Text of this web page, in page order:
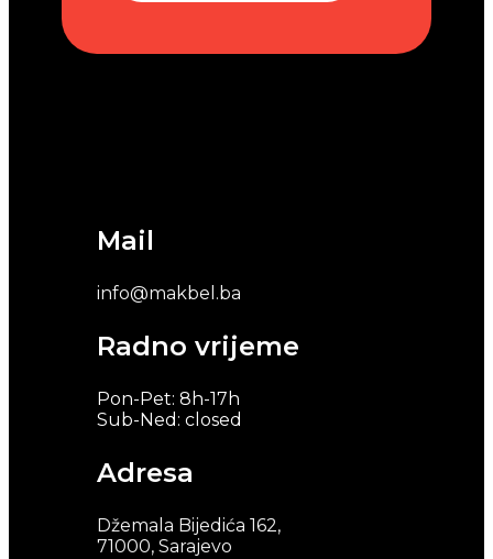
Mail
info@makbel.ba
Radno vrijeme
Pon-Pet: 8h-17h
Sub-Ned: closed
Adresa
Džemala Bijedića 162,
71000, Sarajevo